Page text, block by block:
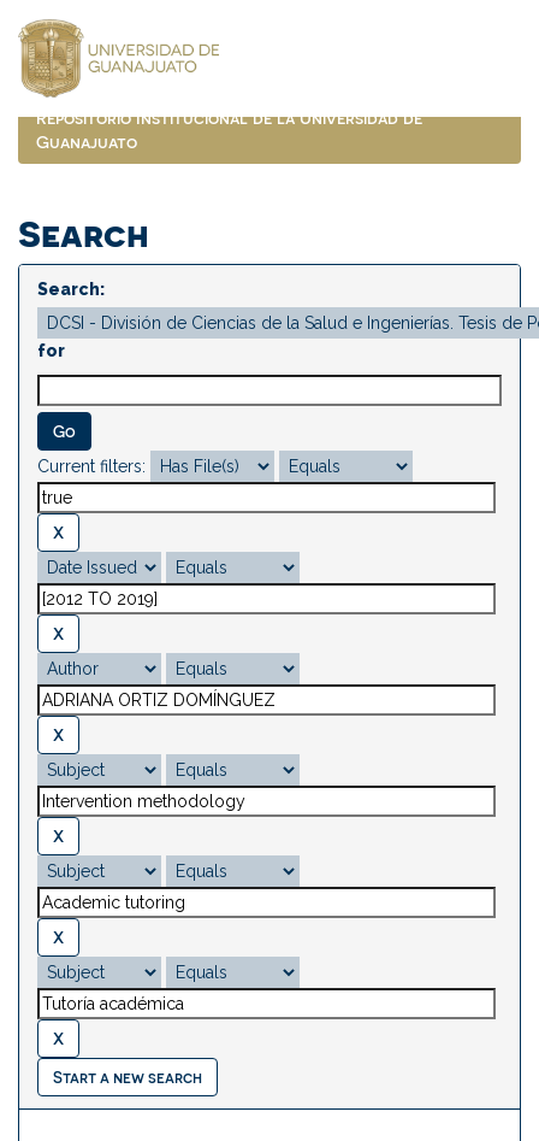
navigation
Repositorio Institucional de la Universidad de
Guanajuato
Search
Search:
for
Current filters:
Start a new search